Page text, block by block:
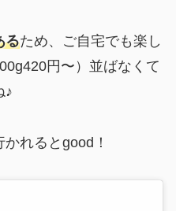
るため、ご自宅でも楽し
円〜）並ばなくて
♪
れるとgood！